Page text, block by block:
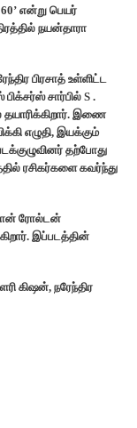
என்று பெயர்
நயன்தாரா
பிரசாத் உள்ளிட்ட
பிக்சர்ஸ் சார்பில் S .
இணை
எழுதி, இயக்கும்
தற்போது
ரசிகர்களை கவர்ந்து
ஷான் ரோல்டன்
இப்படத்தின்
கிஷன், நரேந்திர